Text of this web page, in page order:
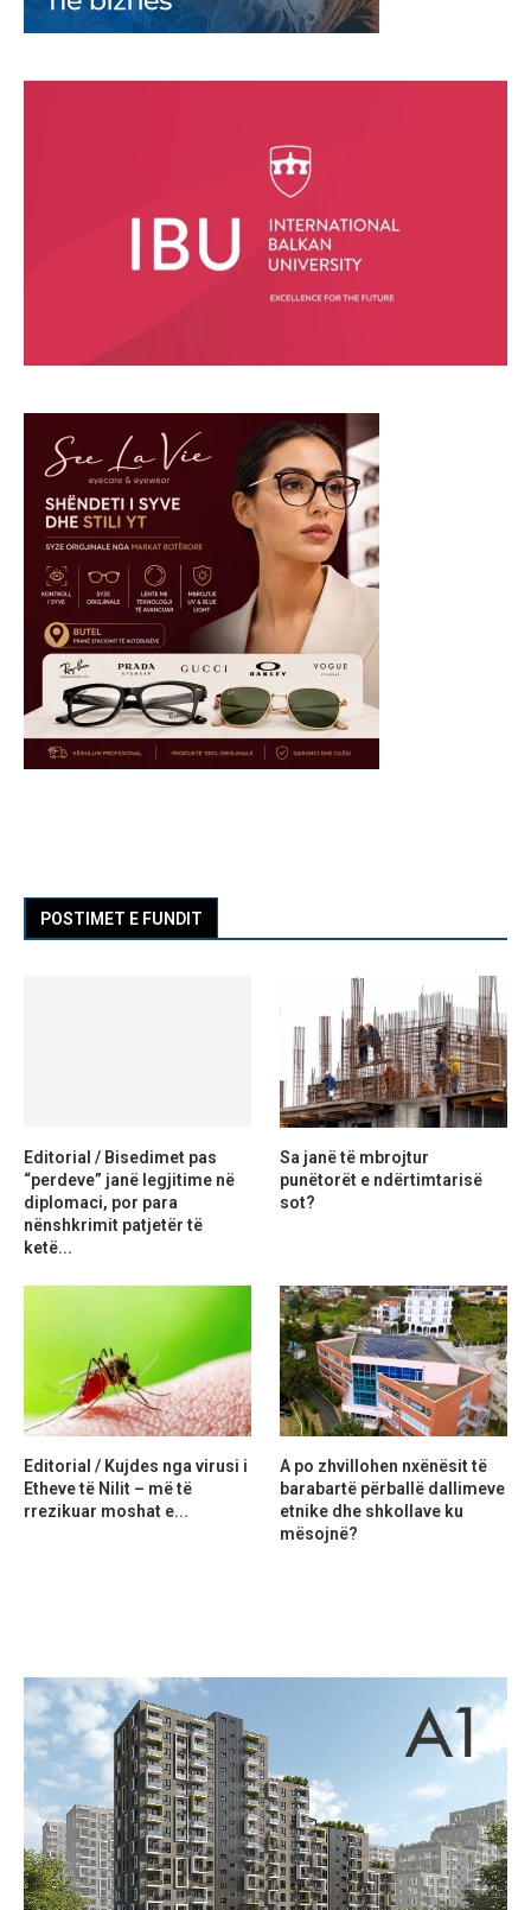
POSTIMET E FUNDIT
Editorial / Bisedimet pas
“perdeve” janë legjitime në
diplomaci, por para
nënshkrimit patjetër të
ketë...
Sa janë të mbrojtur
punëtorët e ndërtimtarisë
sot?
Editorial / Kujdes nga virusi i
Etheve të Nilit – më të
rrezikuar moshat e...
A po zhvillohen nxënësit të
barabartë përballë dallimeve
etnike dhe shkollave ku
mësojnë?